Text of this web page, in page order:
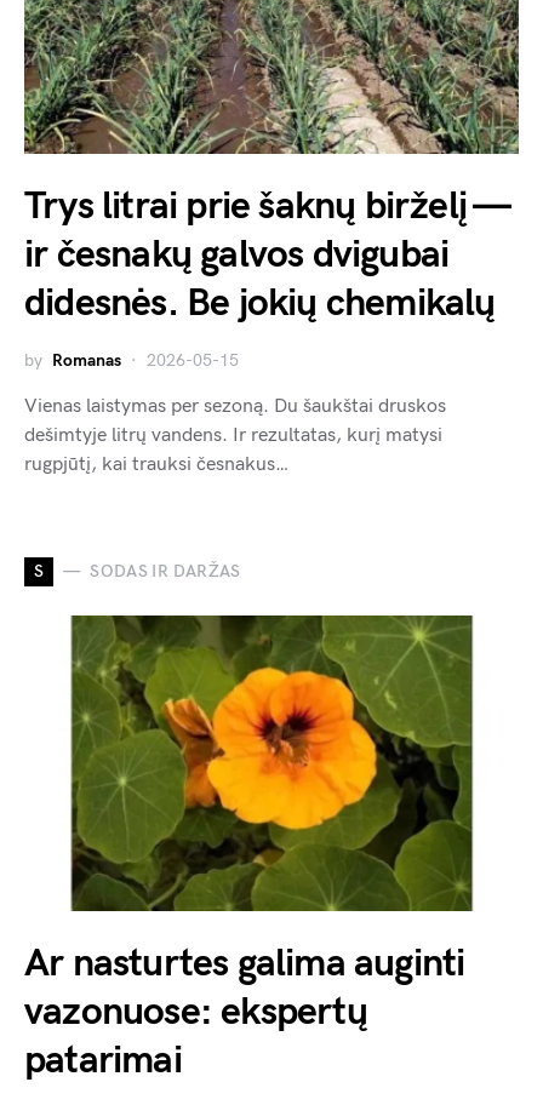
Trys litrai prie šaknų birželį —
ir česnakų galvos dvigubai
didesnės. Be jokių chemikalų
by Romanas 2026-05-15
Vienas laistymas per sezoną. Du šaukštai druskos
dešimtyje litrų vandens. Ir rezultatas, kurį matysi
rugpjūtį, kai trauksi česnakus…
S SODAS IR DARŽAS
Ar nasturtes galima auginti
vazonuose: ekspertų
patarimai